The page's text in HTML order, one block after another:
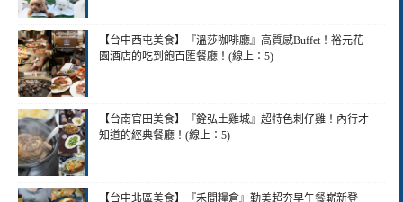
【台中西屯美食】『溫莎咖啡廳』高質感Buffet！裕元花
園酒店的吃到飽百匯餐廳！(線上：5)
【台南官田美食】『銓弘土雞城』超特色刺仔雞！內行才
知道的經典餐廳！(線上：5)
【台中北區美食】『禾間糧倉』勤美超夯早午餐嶄新登